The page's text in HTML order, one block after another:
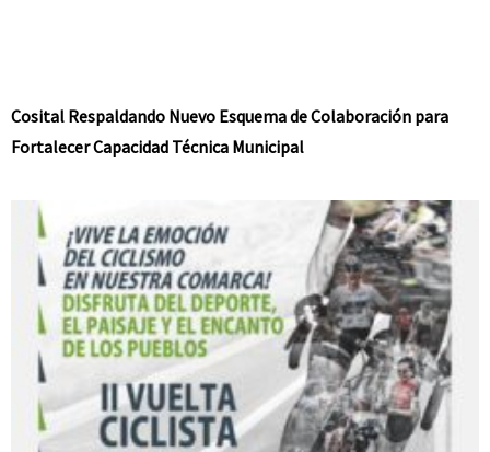
Cosital Respaldando Nuevo Esquema de Colaboración para
Fortalecer Capacidad Técnica Municipal